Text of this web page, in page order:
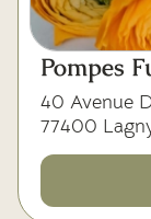
Pompes
40 Avenue
77400